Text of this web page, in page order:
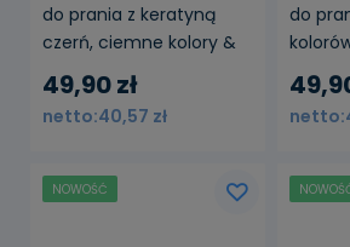
do prania z keratyną
czerń, ciemne kolory &
jeans 33 szt.
49,90 zł
40,57 zł
do
NOWOŚĆ